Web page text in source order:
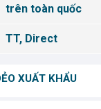
trên toàn quốc
TT, Direct
XUẤT KHẨU